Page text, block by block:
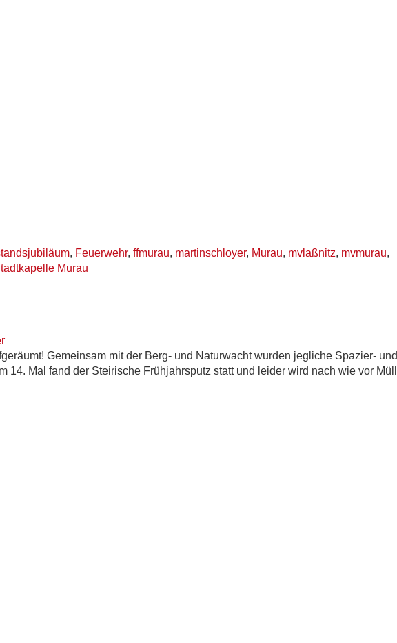
, Feuerwehr, ffmurau, martinschloyer, Murau, mvlaßnitz, mvmurau,
Murau
Gemeinsam mit der Berg- und Naturwacht wurden jegliche Spazier- und
14. Mal fand der Steirische Frühjahrsputz statt und leider wird nach wie vor Müll